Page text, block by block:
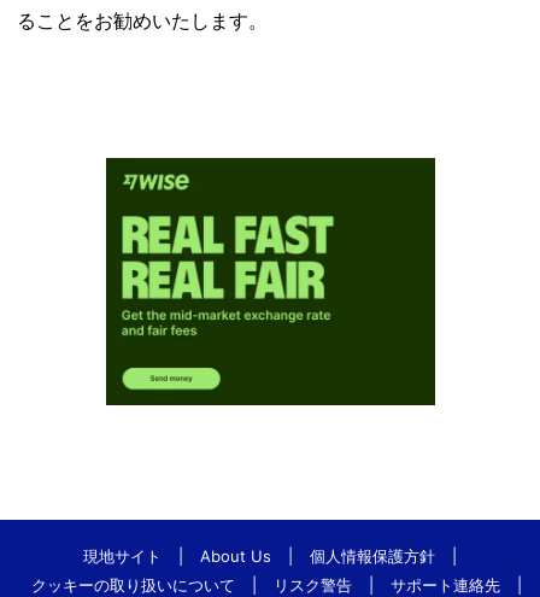
ることをお勧めいたします。
現地サイト About Us 個人情報保護方針
クッキーの取り扱いについて
リスク警告 サポート連絡先